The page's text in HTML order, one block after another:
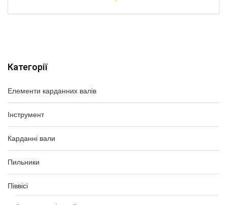
Категорії
Елементи карданних валів
Інструмент
Карданні вали
Пильники
Піввісі